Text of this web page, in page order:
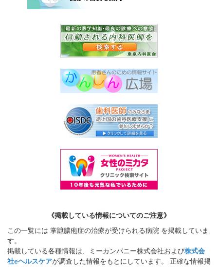
《掲載している情報についてのご注意》
この一覧には 掌蹠膿疱症の治療が受けられる病院 を掲載していま
す。
掲載している各種情報は、ミーカンパニー株式会社および株式会
社eヘルスケアが調査した情報をもとにしています。 正確な情報掲